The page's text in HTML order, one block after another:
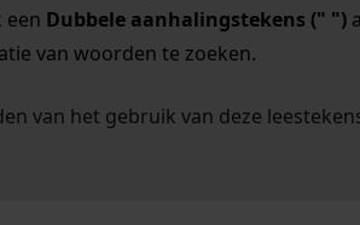
een Dubbele aanhalingstekens (" ")
van woorden te zoeken.
van het gebruik van deze